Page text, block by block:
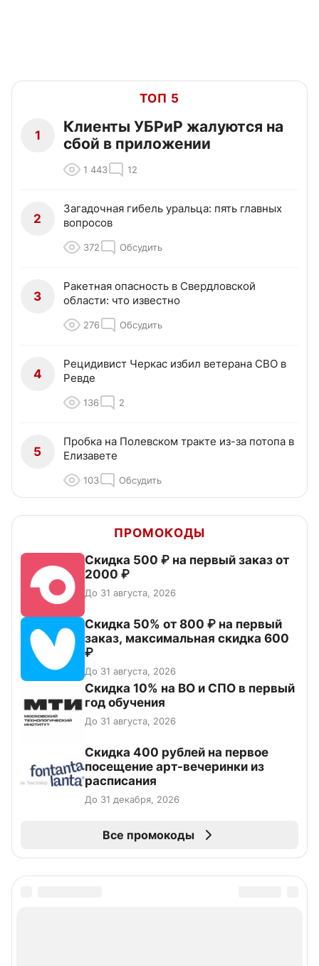
ТОП 5
1
Клиенты УБРиР жалуются на
сбой в приложении
1 443 12
2
Загадочная гибель уральца: пять главных
вопросов
372 Обсудить
3
Ракетная опасность в Свердловской
области: что известно
276 Обсудить
4
Рецидивист Черкас избил ветерана СВО в
Ревде
136 2
5
Пробка на Полевском тракте из-за потопа в
Елизавете
103 Обсудить
ПРОМОКОДЫ
Скидка 500 ₽ на первый заказ от
2000 ₽
До 31 августа, 2026
Скидка 50% от 800 ₽ на первый
заказ, максимальная скидка 600
₽
До 31 августа, 2026
Скидка 10% на ВО и СПО в первый
год обучения
До 31 августа, 2026
Cкидка 400 рублей на первое
посещение арт-вечеринки из
расписания
До 31 декабря, 2026
Все промокоды